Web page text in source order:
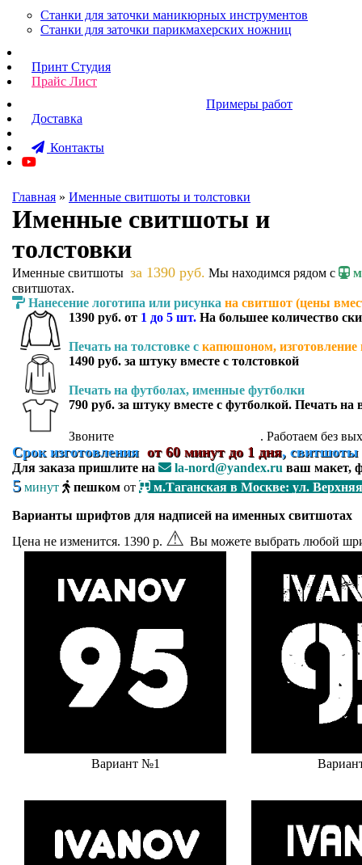
Станки для заточки маникюрных инструментов
Станки для заточки парикмахерских ножниц
Принт Студия
Прайс Лист
Примеры работ
Доставка
Контакты
Главная » Именные свитшоты и толстовки
Именные свитшоты и
толстовки
Именные свитшоты за 1390 руб. Мы находимся рядом с
свитшотах.
Нанесение логотипа или рисунка на свитшот (цены
1390 руб. от 1 до 5 шт. На большее количество
Печать на толстовке с капюшоном,
1490 руб. за штуку вместе с толстовкой
Печать на футболах, именные футболки
790 руб. за штуку вместе с футболкой. Печать на
Звоните . Работаем без
Срок изготовления от 60 минут до 1 дня, свитшоты
Для заказа пришлите на la-nord@yandex.ru ваш макет,
5 минут пешком от м.Таганская в Москве: ул.
Варианты шрифтов для надписей на именных свитшотах
Цена не изменится. 1390 р. ⚠ Вы можете выбрать любой
Вариант №1